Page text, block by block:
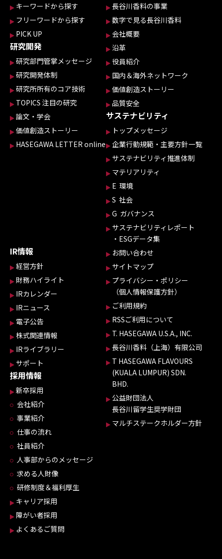
キーワードから探す
フリーワードから探す
PICK UP
研究開発
研究部門管掌メッセージ
研究開発体制
研究所所有のコア技術
TOPICS 注目の研究
論文・学会
価値創造ストーリー
HASEGAWA LETTER online
長谷川香料の事業
数字で見る長谷川香料
会社概要
沿革
役員紹介
国内＆海外ネットワーク
価値創造ストーリー
品質安全
サステナビリティ
トップメッセージ
企業行動規範・主要方針一覧
サステナビリティ推進体制
マテリアリティ
E 環境
S 社会
G ガバナンス
サステナビリティレポート
・ESGデータ集
IR情報
経営方針
財務ハイライト
IRカレンダー
IRニュース
電子公告
株式関連情報
IRライブラリー
サポート
採用情報
新卒採用
会社紹介
事業紹介
仕事の流れ
社員紹介
人事部からのメッセージ
求める人財像
研修制度＆福利厚生
キャリア採用
障がい者採用
よくあるご質問
お問い合わせ
サイトマップ
プライバシー・ポリシー
（個人情報保護方針）
ご利用規約
RSSご利用について
T. HASEGAWA U.S.A., INC.
長谷川香料（上海）有限公司
T HASEGAWA FLAVOURS
(KUALA LUMPUR) SDN.
BHD.
公益財団法人
長谷川留学生奨学財団
マルチステークホルダー方針